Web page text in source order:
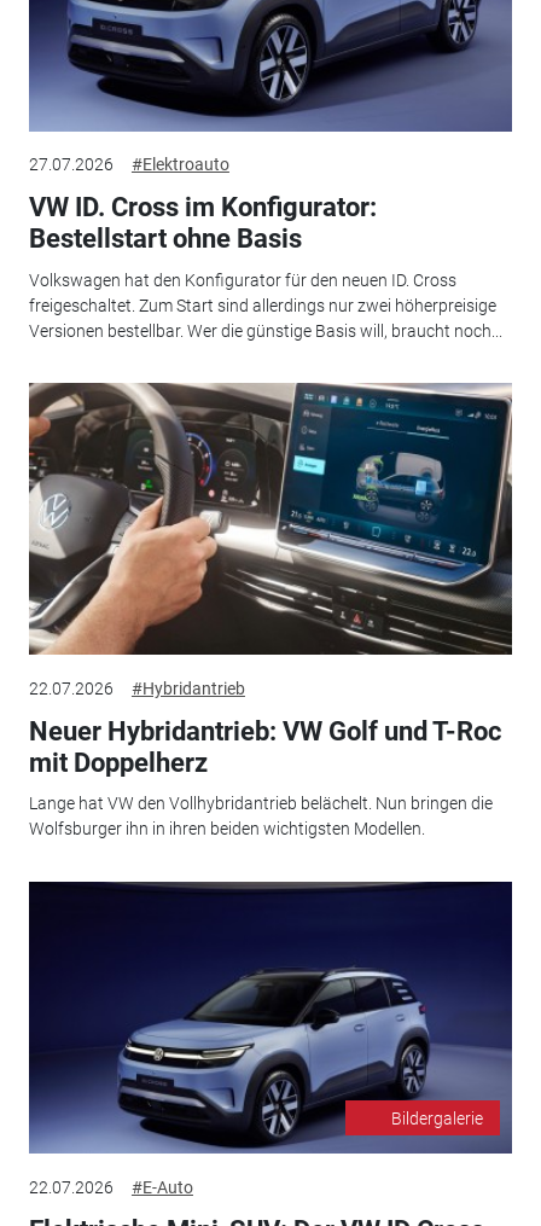
27.07.2026 #Elektroauto
VW ID. Cross im Konfigurator:
Bestellstart ohne Basis
Volkswagen hat den Konfigurator für den neuen ID. Cross
freigeschaltet. Zum Start sind allerdings nur zwei höherpreisige
Versionen bestellbar. Wer die günstige Basis will, braucht noch...
22.07.2026 #Hybridantrieb
Neuer Hybridantrieb: VW Golf und T-Roc
mit Doppelherz
Lange hat VW den Vollhybridantrieb belächelt. Nun bringen die
Wolfsburger ihn in ihren beiden wichtigsten Modellen.
Bildergalerie
22.07.2026 #E-Auto